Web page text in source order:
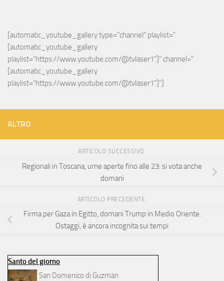
[automatic_youtube_gallery type="channel" playlist="
[automatic_youtube_gallery
playlist="https://www.youtube.com/@tvlaser1"]" channel="
[automatic_youtube_gallery
playlist="https://www.youtube.com/@tvlaser1"]"]
ALTRO
ARTICOLO SUCCESSIVO
Regionali in Toscana, urne aperte fino alle 23: si vota anche
domani
ARTICOLO PRECEDENTE
Firma per Gaza in Egitto, domani Trump in Medio Oriente.
Ostaggi, è ancora incognita sui tempi
Santo del giorno
San Domenico di Guzman